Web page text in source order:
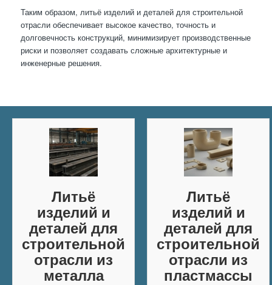
Таким образом, литьё изделий и деталей для строительной
отрасли обеспечивает высокое качество, точность и
долговечность конструкций, минимизирует производственные
риски и позволяет создавать сложные архитектурные и
инженерные решения.
Литьё
изделий и
деталей для
строительной
отрасли из
металла
Литьё
изделий и
деталей для
строительной
отрасли из
пластмассы